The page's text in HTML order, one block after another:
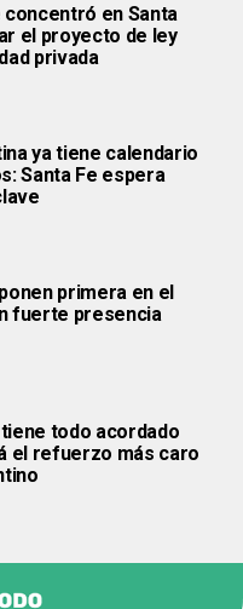
concentró en Santa
el proyecto de ley
privada
ya tiene calendario
Santa Fe espera
primera en el
fuerte presencia
todo acordado
el refuerzo más caro